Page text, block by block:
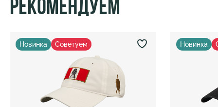
Рекомендуем
Новинка Советуем Новинка